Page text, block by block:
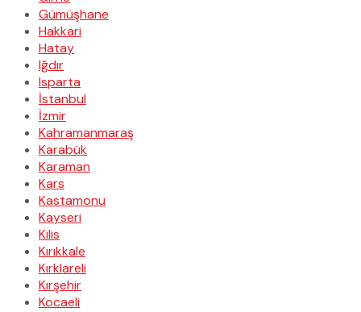
Gümüşhane
Hakkari
Hatay
Iğdır
Isparta
İstanbul
İzmir
Kahramanmaraş
Karabük
Karaman
Kars
Kastamonu
Kayseri
Kilis
Kırıkkale
Kırklareli
Kırşehir
Kocaeli